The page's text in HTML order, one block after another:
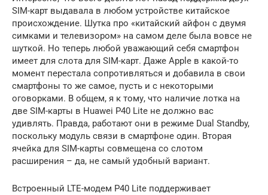
SIM-карт выдавала в любом устройстве китайское
происхождение. Шутка про «китайский айфон с двумя
симками и телевизором» на самом деле была вовсе не
шуткой. Но теперь любой уважающий себя смартфон
имеет для слота для SIM-карт. Даже Apple в какой-то
момент перестала сопротивляться и добавила в свои
смартфоны то же самое, пусть и с некоторыми
оговорками. В общем, я к тому, что наличие лотка на
две SIM-карты в Huawei P40 Lite не должно вас
удивлять. Правда, работают они в режиме Dual Standby,
поскольку модуль связи в смартфоне один. Вторая
ячейка для SIM-карты совмещена со слотом
расширения – да, не самый удобный вариант.
Встроенный LTE-модем P40 Lite поддерживает